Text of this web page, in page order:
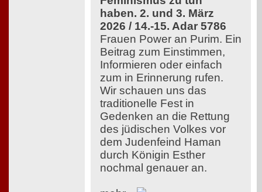
haben. 2. und 3. März
2026 / 14.-15. Adar 5786
Frauen Power an Purim. Ein
Beitrag zum Einstimmen,
Informieren oder einfach
zum in Erinnerung rufen.
Wir schauen uns das
traditionelle Fest in
Gedenken an die Rettung
des jüdischen Volkes vor
dem Judenfeind Haman
durch Königin Esther
nochmal genauer an.